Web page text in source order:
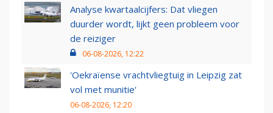
Analyse kwartaalcijfers: Dat vliegen
duurder wordt, lijkt geen probleem voor
de reiziger
06-08-2026, 12:22
'Oekraïense vrachtvliegtuig in Leipzig zat
vol met munitie'
06-08-2026, 12:20